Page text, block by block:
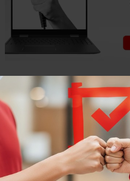
El ministro Eduardo Medina
Notimex, negó en una carta haber
transferencias irregulares.
Aseguró que todo su patrimonio
como el de sus dependientes
han sido incluidos de manera
declaraciones patrimoniales
público, de finales de 2000 a la